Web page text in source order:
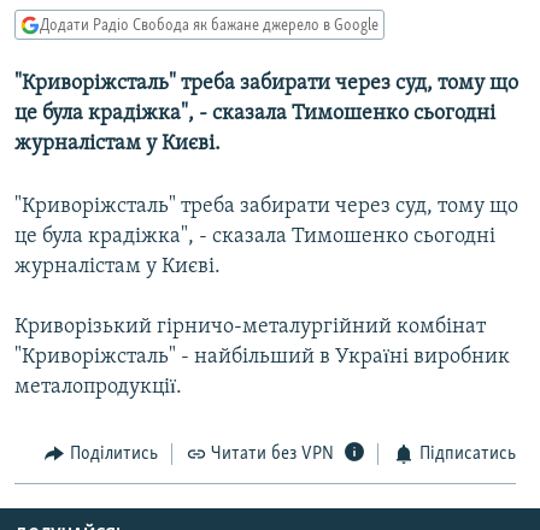
КИТАЙ.ВИКЛИКИ
ФОТО
СПЕЦПРОЄКТИ
КРИМ РЕАЛІЇ
РУС
УКР
КТАТ
Додати Радіо Свобода як бажане джерело в Google
"Криворiжсталь" треба забирати через суд, тому що
це була крадiжка", - сказала Тимошенко сьогодні
журналістам у Києві.
"Криворiжсталь" треба забирати через суд, тому що
це була крадiжка", - сказала Тимошенко сьогодні
журналістам у Києві.
Криворiзький гiрничо-металургiйний комбiнат
"Криворiжсталь" - найбiльший в Украïнi виробник
металопродукцiï.
Поділитись Читати без VPN Підписатись